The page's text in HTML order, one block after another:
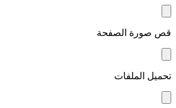
قص صورة الصفحة
تحميل الملفات